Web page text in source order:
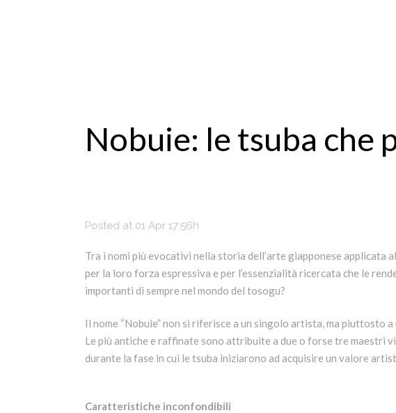
Nobuie: le tsuba che
Posted at 01 Apr 17:56h
Tra i nomi più evocativi nella storia dell’arte giapponese applicata
per la loro forza espressiva e per l’essenzialità ricercata che le
importanti di sempre nel mondo del tosogu?
Il nome “Nobuie” non si riferisce a un singolo artista, ma
Le più antiche e raffinate sono attribuite a due o forse tre maestri
durante la fase in cui le tsuba iniziarono ad acquisire un valore
Caratteristiche inconfondibili